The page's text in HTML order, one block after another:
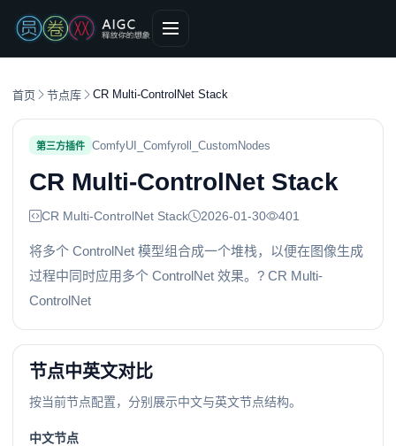
首页 节点库 CR Multi-ControlNet Stack
第三方插件 ComfyUI_Comfyroll_CustomNodes
CR Multi-ControlNet Stack
CR Multi-ControlNet Stack 2026-01-30 401
将多个 ControlNet 模型组合成一个堆栈，以便在图像生成
过程中同时应用多个 ControlNet 效果。?️ CR Multi-
ControlNet
节点中英文对比
按当前节点配置，分别展示中文与英文节点结构。
中文节点